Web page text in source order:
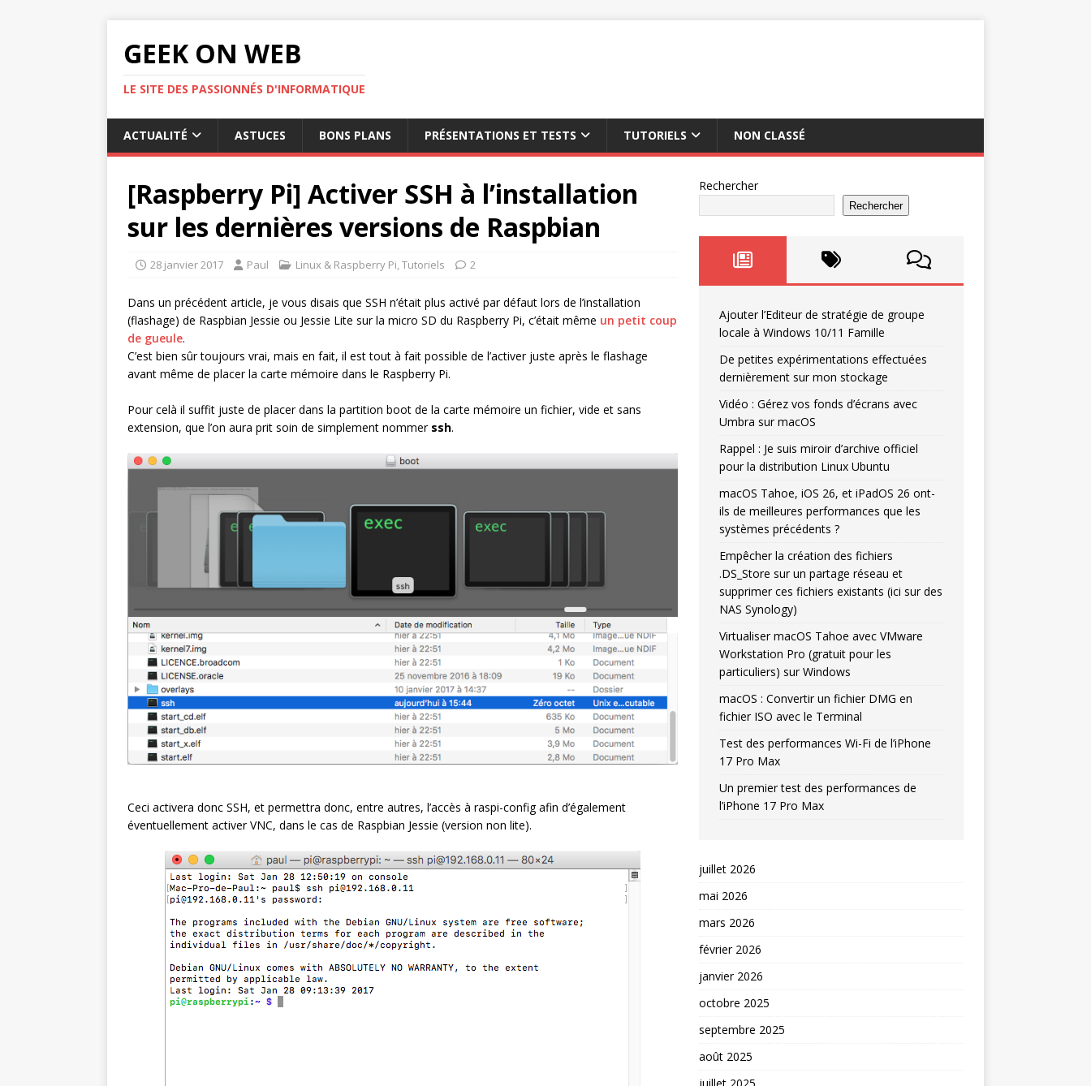
GEEK ON WEB
LE SITE DES PASSIONNÉS D'INFORMATIQUE
ACTUALITÉ ASTUCES BONS PLANS PRÉSENTATIONS ET TESTS TUTORIELS NON CLASSÉ
[Raspberry Pi] Activer SSH à l’installation
sur les dernières versions de Raspbian
28 janvier 2017 Paul Linux & Raspberry Pi,Tutoriels 2
Dans un précédent article, je vous disais que SSH n’était plus activé par défaut lors de l’installation
(flashage) de Raspbian Jessie ou Jessie Lite sur la micro SD du Raspberry Pi, c’était même un petit coup
de gueule.
C’est bien sûr toujours vrai, mais en fait, il est tout à fait possible de l’activer juste après le flashage
avant même de placer la carte mémoire dans le Raspberry Pi.
Pour celà il suffit juste de placer dans la partition boot de la carte mémoire un fichier, vide et sans
extension, que l’on aura prit soin de simplement nommer ssh.
Ceci activera donc SSH, et permettra donc, entre autres, l’accès à raspi-config afin d’également
éventuellement activer VNC, dans le cas de Raspbian Jessie (version non lite).
Rechercher
Rechercher
Ajouter l’Editeur de stratégie de groupe
locale à Windows 10/11 Famille
De petites expérimentations effectuées
dernièrement sur mon stockage
Vidéo : Gérez vos fonds d’écrans avec
Umbra sur macOS
Rappel : Je suis miroir d’archive officiel
pour la distribution Linux Ubuntu
macOS Tahoe, iOS 26, et iPadOS 26 ont-
ils de meilleures performances que les
systèmes précédents ?
Empêcher la création des fichiers
.DS_Store sur un partage réseau et
supprimer ces fichiers existants (ici sur des
NAS Synology)
Virtualiser macOS Tahoe avec VMware
Workstation Pro (gratuit pour les
particuliers) sur Windows
macOS : Convertir un fichier DMG en
fichier ISO avec le Terminal
Test des performances Wi-Fi de l’iPhone
17 Pro Max
Un premier test des performances de
l’iPhone 17 Pro Max
juillet 2026
mai 2026
mars 2026
février 2026
janvier 2026
octobre 2025
septembre 2025
août 2025